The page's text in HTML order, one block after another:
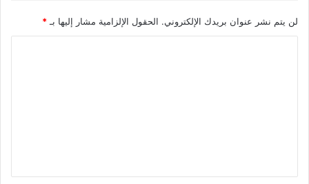
لن يتم نشر عنوان بريدك الإلكتروني. الحقول الإلزامية مشار إليها بـ*